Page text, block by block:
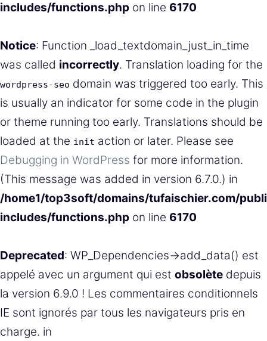
includes/functions.php on line 6170
Notice: Function _load_textdomain_just_in_time
was called incorrectly. Translation loading for the
wordpress-seo domain was triggered too early. This
is usually an indicator for some code in the plugin
or theme running too early. Translations should be
loaded at the init action or later. Please see
Debugging in WordPress for more information.
(This message was added in version 6.7.0.) in
/home1/top3soft/domains/tufaischier.com/
includes/functions.php on line 6170
Deprecated: WP_Dependencies->add_data() est
appelé avec un argument qui est obsolète depuis
la version 6.9.0 ! Les commentaires conditionnels
IE sont ignorés par tous les navigateurs pris en
charge. in